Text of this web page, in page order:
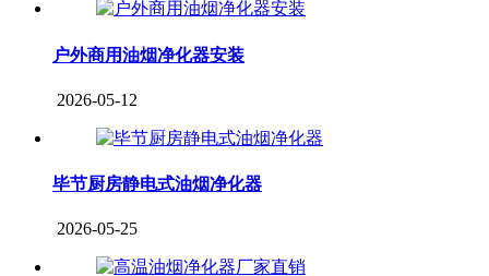
户外商用油烟净化器安装
2026-05-12
毕节厨房静电式油烟净化器
2026-05-25